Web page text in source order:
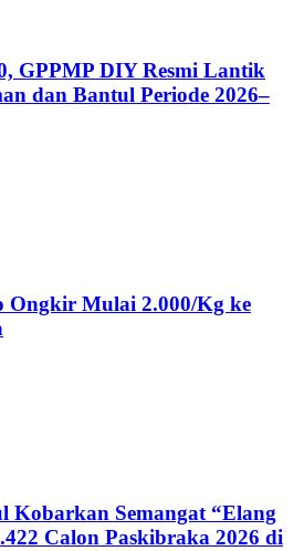
GPPMP DIY Resmi Lantik
dan Bantul Periode 2026–
Ongkir Mulai 2.000/Kg ke
Kobarkan Semangat “Elang
Calon Paskibraka 2026 di